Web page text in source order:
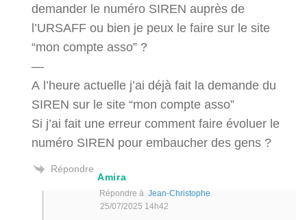
demander le numéro SIREN auprès de
l’URSAFF ou bien je peux le faire sur le site
“mon compte asso” ?
—
A l’heure actuelle j’ai déjà fait la demande du
SIREN sur le site “mon compte asso”
Si j’ai fait une erreur comment faire évoluer le
numéro SIREN pour embaucher des gens ?
Répondre
Amira
Répondre à Jean-Christophe
25/07/2025 14h42